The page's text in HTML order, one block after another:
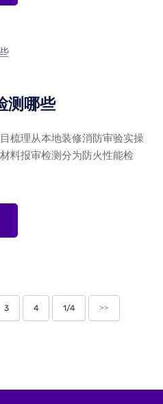
测哪些
梳理从本地装修消防审验实操
料报审检测分为防火性能检
3 4 1/4 >>